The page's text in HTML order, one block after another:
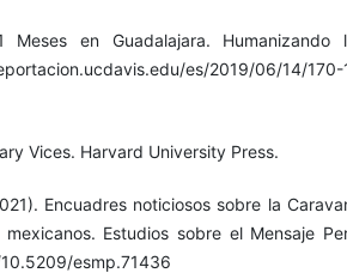
Meses en Guadalajara. Humanizando
es/2019/06/14/170-
Vices. Harvard University Press.
Encuadres noticiosos sobre la
Estudios sobre el Mensaje
esmp.71436